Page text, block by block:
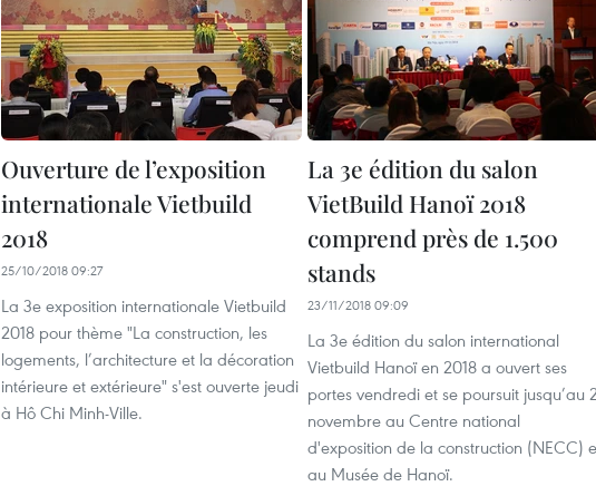
Ouverture de l’exposition
internationale Vietbuild
2018
25/10/2018 09:27
La 3e exposition internationale Vietbuild
2018 pour thème "La construction, les
logements, l’architecture et la décoration
intérieure et extérieure" s'est ouverte jeudi
à Hô Chi Minh-Ville.
La 3e édition du salon
VietBuild Hanoï 2018
comprend près de 1.500
stands
23/11/2018 09:09
La 3e édition du salon international
Vietbuild Hanoï en 2018 a ouvert ses
portes vendredi et se poursuit jusqu’au
novembre au Centre national
d'exposition de la construction (NECC)
au Musée de Hanoï.